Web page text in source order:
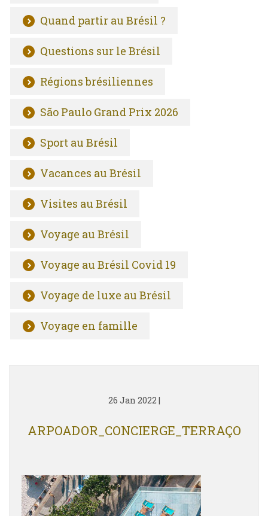
Quand partir au Brésil ?
Questions sur le Brésil
Régions brésiliennes
São Paulo Grand Prix 2026
Sport au Brésil
Vacances au Brésil
Visites au Brésil
Voyage au Brésil
Voyage au Brésil Covid 19
Voyage de luxe au Brésil
Voyage en famille
26 Jan 2022 |
ARPOADOR_CONCIERGE_TERRAÇO